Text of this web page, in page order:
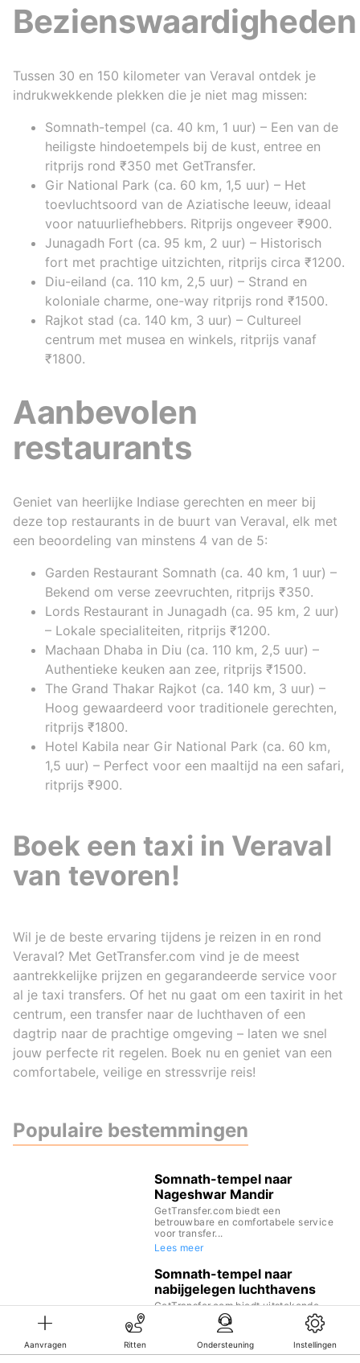
Aanvragen Ritten Ondersteuning Instellingen
Bezienswaardigheden
Tussen 30 en 150 kilometer van Veraval ontdek je
indrukwekkende plekken die je niet mag missen:
Somnath-tempel (ca. 40 km, 1 uur) – Een van de
heiligste hindoetempels bij de kust, entree en
ritprijs rond ₹350 met GetTransfer.
Gir National Park (ca. 60 km, 1,5 uur) – Het
toevluchtsoord van de Aziatische leeuw, ideaal
voor natuurliefhebbers. Ritprijs ongeveer ₹900.
Junagadh Fort (ca. 95 km, 2 uur) – Historisch
fort met prachtige uitzichten, ritprijs circa ₹1200.
Diu-eiland (ca. 110 km, 2,5 uur) – Strand en
koloniale charme, one-way ritprijs rond ₹1500.
Rajkot stad (ca. 140 km, 3 uur) – Cultureel
centrum met musea en winkels, ritprijs vanaf
₹1800.
Aanbevolen
restaurants
Geniet van heerlijke Indiase gerechten en meer bij
deze top restaurants in de buurt van Veraval, elk met
een beoordeling van minstens 4 van de 5:
Garden Restaurant Somnath (ca. 40 km, 1 uur) –
Bekend om verse zeevruchten, ritprijs ₹350.
Lords Restaurant in Junagadh (ca. 95 km, 2 uur)
– Lokale specialiteiten, ritprijs ₹1200.
Machaan Dhaba in Diu (ca. 110 km, 2,5 uur) –
Authentieke keuken aan zee, ritprijs ₹1500.
The Grand Thakar Rajkot (ca. 140 km, 3 uur) –
Hoog gewaardeerd voor traditionele gerechten,
ritprijs ₹1800.
Hotel Kabila near Gir National Park (ca. 60 km,
1,5 uur) – Perfect voor een maaltijd na een safari,
ritprijs ₹900.
Boek een taxi in Veraval
van tevoren!
Wil je de beste ervaring tijdens je reizen in en rond
Veraval? Met GetTransfer.com vind je de meest
aantrekkelijke prijzen en gegarandeerde service voor
al je taxi transfers. Of het nu gaat om een taxirit in het
centrum, een transfer naar de luchthaven of een
dagtrip naar de prachtige omgeving – laten we snel
jouw perfecte rit regelen. Boek nu en geniet van een
comfortabele, veilige en stressvrije reis!
Populaire bestemmingen
Somnath-tempel naar
Nageshwar Mandir
GetTransfer.com biedt een
betrouwbare en comfortabele service
voor transfer...
Lees meer
Somnath-tempel naar
nabijgelegen luchthavens
GetTransfer.com biedt uitstekende
vervoersdiensten binnen India,
Lees meer